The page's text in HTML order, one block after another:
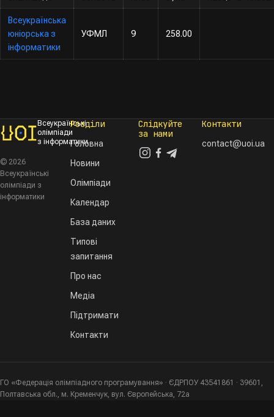
Всеукраїнська
юніорська з
інформатики
УФМЛ 9 258.00
Всеукраїнські
олімпіади
з інформатики
© 2026
Всеукраїнські
олімпіади з
інформатики
Розділи
Головна
Новини
Олімпіади
Календар
База даних
Типові
запитання
Про нас
Медіа
Підтримати
Контакти
Слідкуйте
за нами
Контакти
contact@uoi.ua
ГО «Федерація олімпіадного програмування» · ЄДРПОУ 43541861 · 39601,
Полтавська обл., м. Кременчук, вул. Європейська, 72а